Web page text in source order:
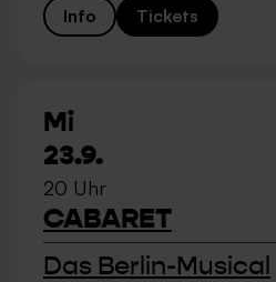
Info Tickets
Mi
23.9.
20 Uhr
CABARET
Das Berlin-Musical